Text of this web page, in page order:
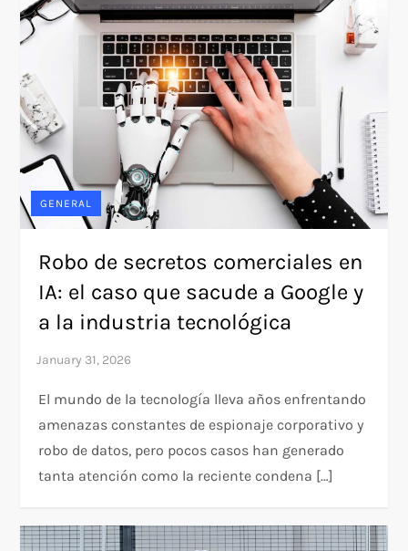
GENERAL
Robo de secretos comerciales en
IA: el caso que sacude a Google y
a la industria tecnológica
El mundo de la tecnología lleva años enfrentando
amenazas constantes de espionaje corporativo y
robo de datos, pero pocos casos han generado
tanta atención como la reciente condena […]